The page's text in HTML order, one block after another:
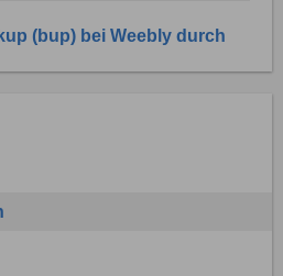
(bup) bei Weebly durch